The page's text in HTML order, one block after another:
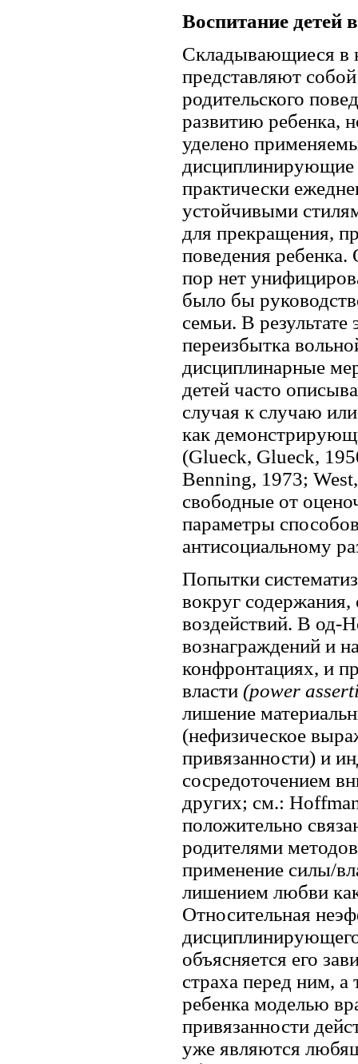
Воспитание детей
Складывающиеся в
представляют
родительского
развитию ребенка,
уделено
дисциплинирующие
практически
устойчивыми
для прекращения,
поведения ребенка.
пор нет
было бы
семьи. В результате
переизбытка
дисциплинарные
детей часто
случая к случаю
как
(Glueck, Glueck,
Benning, 1973;
свободные от
параметры
антисоциальному
Попытки
вокруг
воздействий. В од-
вознаграждений и
конфронтациях, и
власти (power
лишение
(нефизическое
привязанности) и
сосредоточением
других; см.:
положительно
родителями
применение силы/
лишением любви
Относительная
объясняется его
страха перед ним,
ребенка моделью
привязанности
уже являются